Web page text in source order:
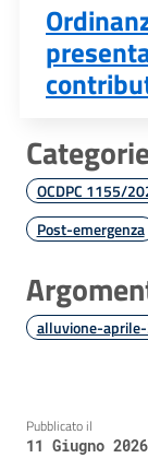
OCDPC 1155/
Post-emergenza
alluvione-
Pubblicato il
11 Giugno